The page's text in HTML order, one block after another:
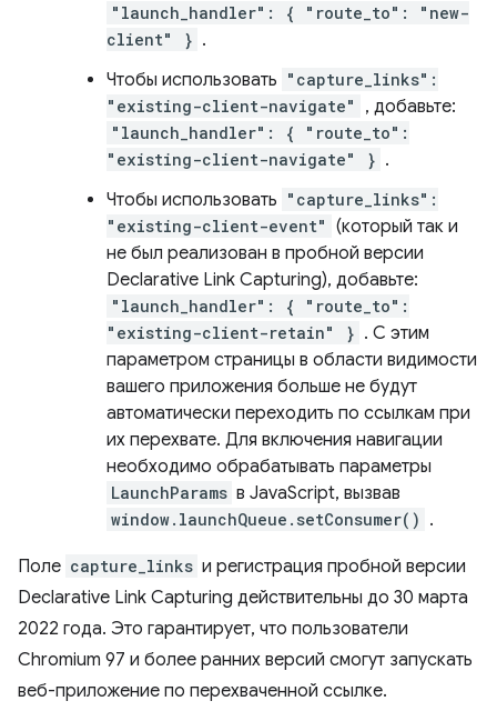
"launch_handler": { "route_to": "new-
client" } .
Чтобы использовать "capture_links":
"existing-client-navigate"
, добавьте:
"launch_handler": { "route_to":
"existing-client-navigate" } .
Чтобы использовать "capture_links":
"existing-client-event" (который так и
не был реализован в пробной версии
Declarative Link Capturing), добавьте:
"launch_handler": { "route_to":
"existing-client-retain" } . С этим
параметром страницы в области видимости
вашего приложения больше не будут
автоматически переходить по ссылкам при
их перехвате. Для включения навигации
необходимо обрабатывать параметры
LaunchParams в JavaScript, вызвав
window.launchQueue.setConsumer() .
Поле capture_links и регистрация пробной версии
Declarative Link Capturing действительны до 30 марта
2022 года. Это гарантирует, что пользователи
Chromium 97 и более ранних версий смогут запускать
веб-приложение по перехваченной ссылке.